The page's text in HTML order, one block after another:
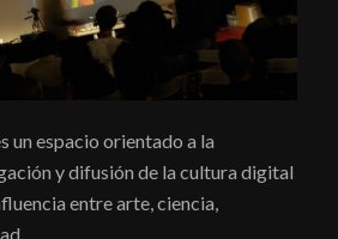
un espacio orientado a la
y difusión de la cultura digital
entre arte, ciencia,